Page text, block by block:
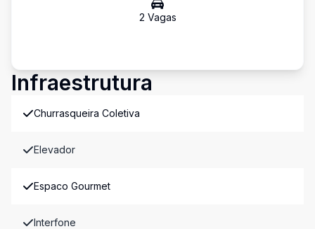
2 Vagas
Infraestrutura
Churrasqueira Coletiva
Elevador
Espaco Gourmet
Interfone